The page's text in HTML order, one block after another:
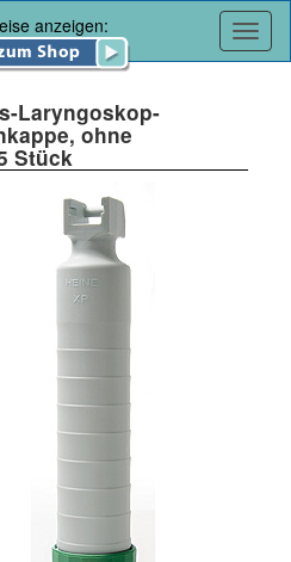
anzeigen:
Laryngoskop-
ohne
Stück